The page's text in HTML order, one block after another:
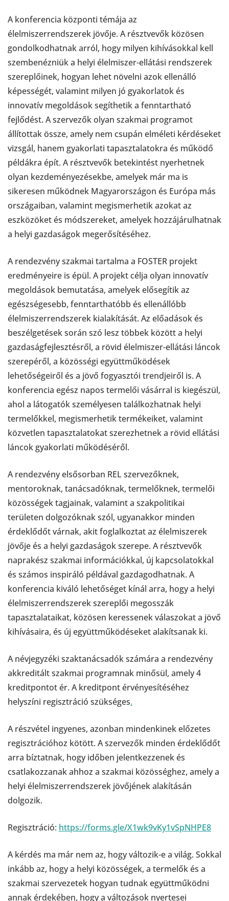
A konferencia központi témája az
élelmiszerrendszerek jövője. A résztvevők közösen
gondolkodhatnak arról, hogy milyen kihívásokkal kell
szembenézniük a helyi élelmiszer-ellátási rendszerek
szereplőinek, hogyan lehet növelni azok ellenálló
képességét, valamint milyen jó gyakorlatok és
innovatív megoldások segíthetik a fenntartható
fejlődést. A szervezők olyan szakmai programot
állítottak össze, amely nem csupán elméleti kérdéseket
vizsgál, hanem gyakorlati tapasztalatokra és működő
példákra épít. A résztvevők betekintést nyerhetnek
olyan kezdeményezésekbe, amelyek már ma is
sikeresen működnek Magyarországon és Európa más
országaiban, valamint megismerhetik azokat az
eszközöket és módszereket, amelyek hozzájárulhatnak
a helyi gazdaságok megerősítéséhez.
A rendezvény szakmai tartalma a FOSTER projekt
eredményeire is épül. A projekt célja olyan innovatív
megoldások bemutatása, amelyek elősegítik az
egészségesebb, fenntarthatóbb és ellenállóbb
élelmiszerrendszerek kialakítását. Az előadások és
beszélgetések során szó lesz többek között a helyi
gazdaságfejlesztésről, a rövid élelmiszer-ellátási láncok
szerepéről, a közösségi együttműködések
lehetőségeiről és a jövő fogyasztói trendjeiről is. A
konferencia egész napos termelői vásárral is kiegészül,
ahol a látogatók személyesen találkozhatnak helyi
termelőkkel, megismerhetik termékeiket, valamint
közvetlen tapasztalatokat szerezhetnek a rövid ellátási
láncok gyakorlati működéséről.
A rendezvény elsősorban REL szervezőknek,
mentoroknak, tanácsadóknak, termelőknek, termelői
közösségek tagjainak, valamint a szakpolitikai
területen dolgozóknak szól, ugyanakkor minden
érdeklődőt várnak, akit foglalkoztat az élelmiszerek
jövője és a helyi gazdaságok szerepe. A résztvevők
naprakész szakmai információkkal, új kapcsolatokkal
és számos inspiráló példával gazdagodhatnak. A
konferencia kiváló lehetőséget kínál arra, hogy a helyi
élelmiszerrendszerek szereplői megosszák
tapasztalataikat, közösen keressenek válaszokat a jövő
kihívásaira, és új együttműködéseket alakítsanak ki.
A névjegyzéki szaktanácsadók számára a rendezvény
akkreditált szakmai programnak minősül, amely 4
kreditpontot ér. A kreditpont érvényesítéséhez
helyszíni regisztráció szükséges.
A részvétel ingyenes, azonban mindenkinek előzetes
regisztrációhoz kötött. A szervezők minden érdeklődőt
arra bíztatnak, hogy időben jelentkezzenek és
csatlakozzanak ahhoz a szakmai közösséghez, amely a
helyi élelmiszerrendszerek jövőjének alakításán
dolgozik.
Regisztráció: https://forms.gle/X1wk9vKy1vSpNHPE8
A kérdés ma már nem az, hogy változik-e a világ. Sokkal
inkább az, hogy a helyi közösségek, a termelők és a
szakmai szervezetek hogyan tudnak együttműködni
annak érdekében, hogy a változások nyertesei